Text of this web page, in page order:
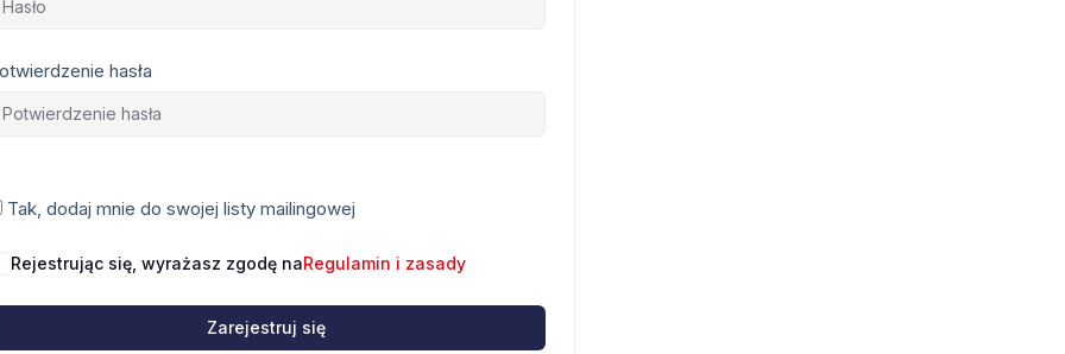
hasła
Tak, dodaj mnie do swojej listy mailingowej
Rejestrując się, wyrażasz zgodę naRegulamin i zasady
Zarejestruj się